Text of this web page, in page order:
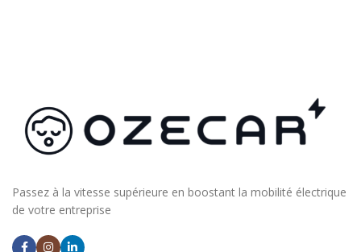
Passez à la vitesse supérieure en boostant la mobilité électrique
de votre entreprise